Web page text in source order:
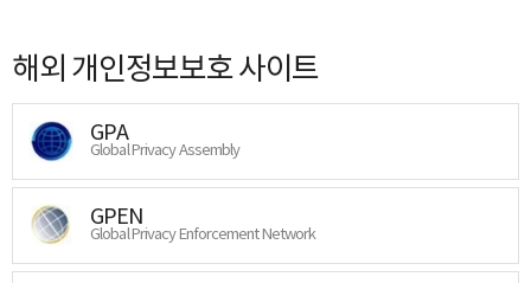
해외 개인정보보호 사이트
GPA
Global Privacy Assembly
GPEN
Global Privacy Enforcement Network